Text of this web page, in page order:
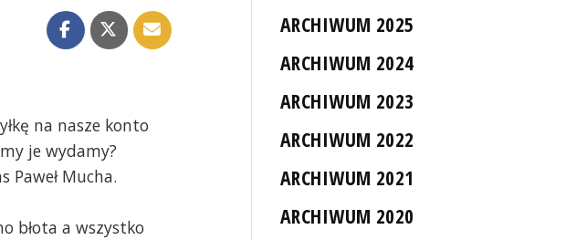
na nasze konto
je wydamy?
Paweł Mucha.
błota a wszystko
ARCHIWUM 2025
ARCHIWUM 2024
ARCHIWUM 2023
ARCHIWUM 2022
ARCHIWUM 2021
ARCHIWUM 2020